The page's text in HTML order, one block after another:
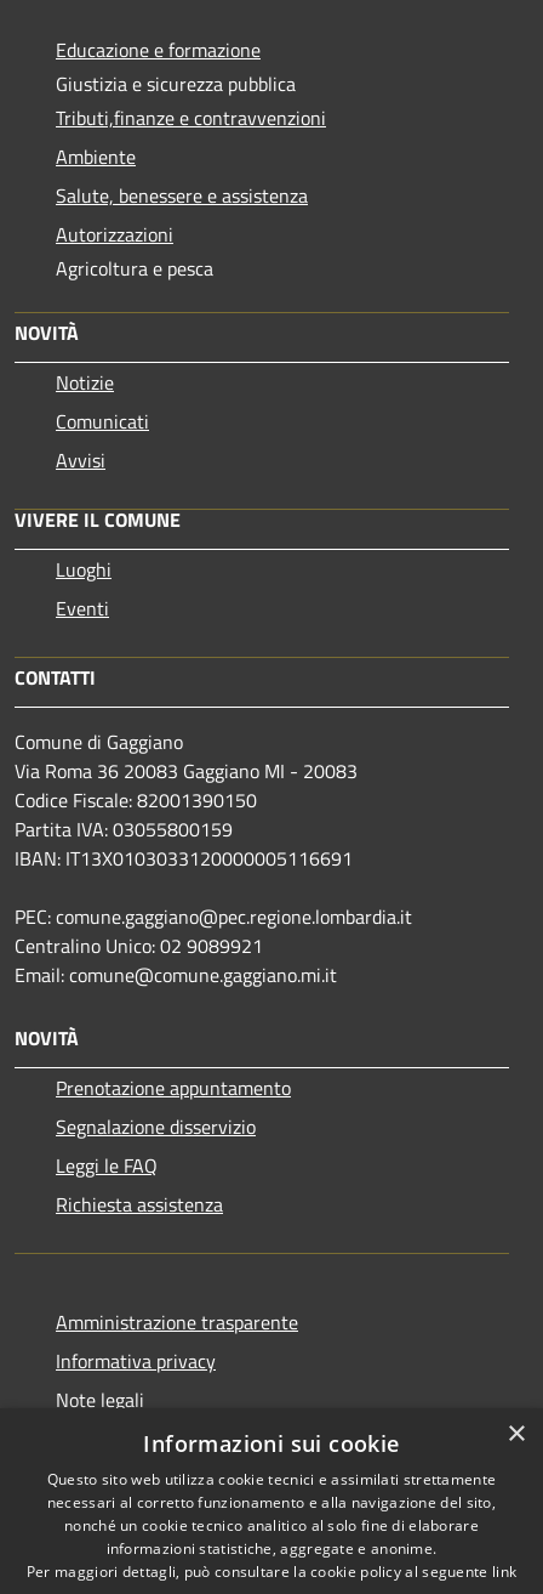
Educazione e formazione
Giustizia e sicurezza pubblica
Tributi,finanze e contravvenzioni
Ambiente
Salute, benessere e assistenza
Autorizzazioni
Agricoltura e pesca
NOVITÀ
Notizie
Comunicati
Avvisi
VIVERE IL COMUNE
Luoghi
Eventi
CONTATTI
Comune di Gaggiano
Via Roma 36 20083 Gaggiano MI - 20083
Codice Fiscale: 82001390150
Partita IVA: 03055800159
IBAN: IT13X0103033120000005116691
PEC: comune.gaggiano@pec.regione.lombardia.it
Centralino Unico: 02 9089921
Email: comune@comune.gaggiano.mi.it
NOVITÀ
Prenotazione appuntamento
Segnalazione disservizio
Leggi le FAQ
Richiesta assistenza
Amministrazione trasparente
Informativa privacy
Note legali
Dichiarazione di accessibilità
RSS
Copyright © 2026 • Comune di
×
Informazioni sui cookie
Questo sito web utilizza cookie tecnici e assimilati strettamente
necessari al corretto funzionamento e alla navigazione del sito,
nonché un cookie tecnico analitico al solo fine di elaborare
informazioni statistiche, aggregate e anonime.
Per maggiori dettagli, può consultare la cookie policy al seguente link